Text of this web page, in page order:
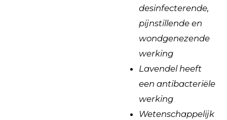
desinfecterende,
pijnstillende en
wondgenezende
werking
Lavendel heeft
een antibacteriële
werking
Wetenschappelijk